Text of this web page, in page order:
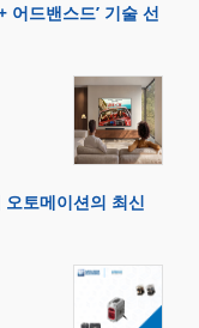
어드밴스드’ 기술 선
토메이션의 최신